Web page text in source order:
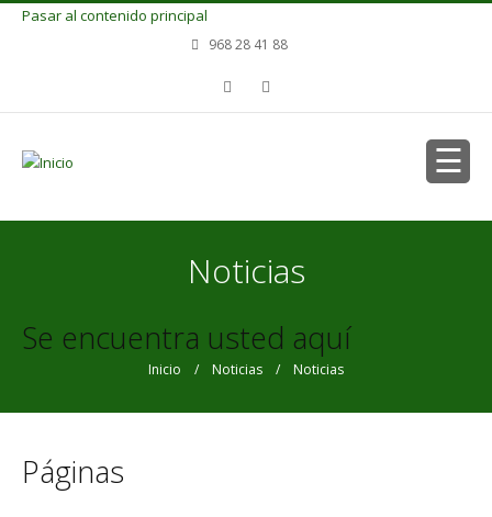
Pasar al contenido principal
968 28 41 88
Noticias
Se encuentra usted aquí
Inicio / Noticias / Noticias
Páginas